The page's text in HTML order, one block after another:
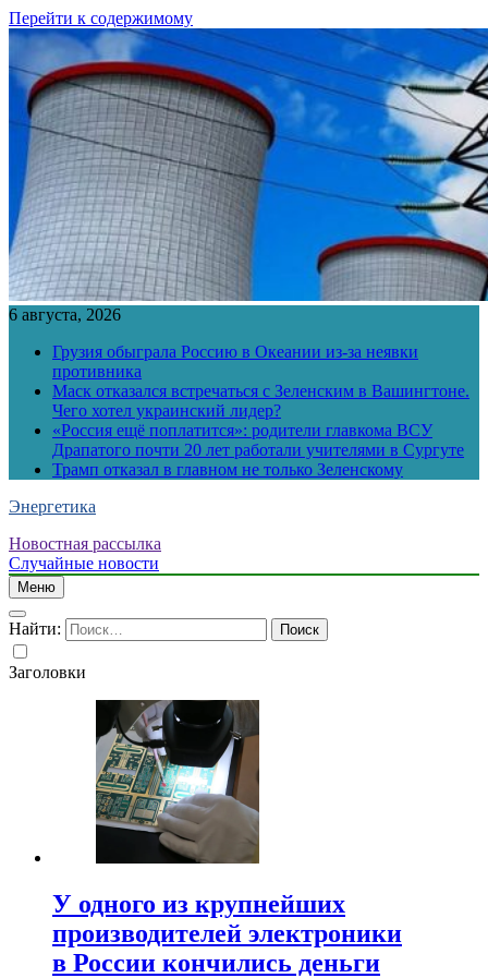
Перейти к содержимому
6 августа, 2026
Грузия обыграла Россию в Океании из-за неявки
противника
Маск отказался встречаться с Зеленским в Вашингтоне.
Чего хотел украинский лидер?
«Россия ещё поплатится»: родители главкома ВСУ
Драпатого почти 20 лет работали учителями в Сургуте
Трамп отказал в главном не только Зеленскому
Энергетика
Новостная рассылка
Случайные новости
Меню
Найти:
Заголовки
У одного из крупнейших
производителей электроники
в России кончились деньги